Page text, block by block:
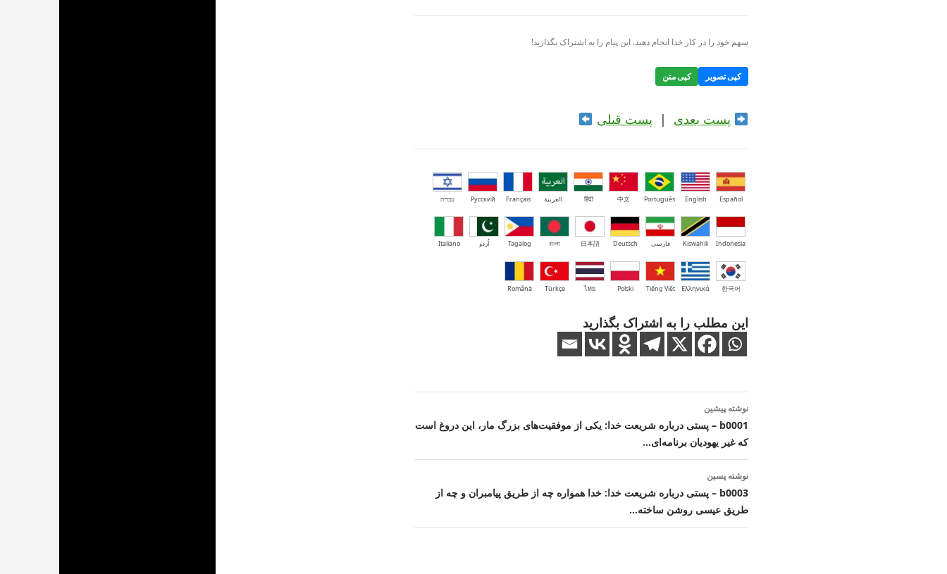
سهم خود را در کار خدا انجام دهید. این پیام را به اشتراک بگذارید!
کپی تصویر کپی متن
پست بعدی | پست قبلی
Español
English
Português
中文
हिंदी العربية Français
Русский עברית
Indonesia
Kiswahili فارسی Deutsch
日本語
বাংলা
Tagalog اُردو Italiano
한국어
Ελληνικά
Tiếng Việt
Polski
ไทย
Türkçe
Română
این مطلب را به اشتراک بگذارید
ناوبری
نوشته
نوشته پیشین
b0001 – پستی درباره شریعت خدا: یکی از موفقیت‌های بزرگ مار، این دروغ است
که غیر یهودیان برنامه‌ای…
نوشته پسین
b0003 – پستی درباره شریعت خدا: خدا همواره چه از طریق پیامبران و چه از
طریق عیسی روشن ساخته…